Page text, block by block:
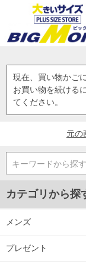
現在、買い物かご
お買い物を続ける
てください。
元の
キーワードから探す
カテゴリから探
メンズ
プレゼント